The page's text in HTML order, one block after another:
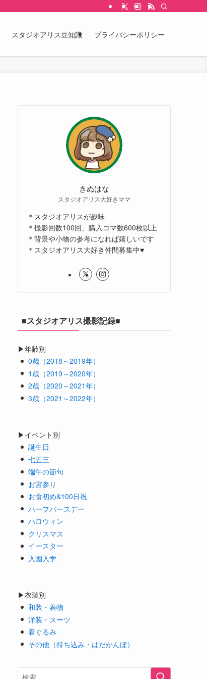
スタジオアリス豆知識 プライバシーポリシー
きぬはな
スタジオアリス大好きママ
＊スタジオアリスが趣味
＊撮影回数100回、購入コマ数600枚以上
＊背景や小物の参考になれば嬉しいです
＊スタジオアリス大好き仲間募集中♥
■スタジオアリス撮影記録■
▶年齢別
0歳（2018～2019年）
1歳（2019～2020年）
2歳（2020～2021年）
3歳（2021～2022年）
▶イベント別
誕生日
七五三
端午の節句
お宮参り
お食初め&100日祝
ハーフバースデー
ハロウィン
クリスマス
イースター
入園入学
▶衣装別
和装・着物
洋装・スーツ
着ぐるみ
その他（持ち込み・はだかんぼ）